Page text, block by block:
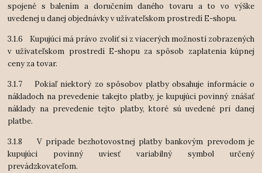
spojené s balením a doručením daného tovaru a to vo výške
uvedenej u danej objednávky v užívateľskom prostredí E-shopu.
3.1.6 Kupujúci má právo zvoliť si z viacerých možností zobrazených
v užívateľskom prostredí E-shopu za spôsob zaplatenia kúpnej
ceny za tovar.
3.1.7 Pokiaľ niektorý zo spôsobov platby obsahuje informácie o
nákladoch na prevedenie takejto platby, je kupujúci povinný znášať
náklady na prevedenie tejto platby, ktoré sú uvedené pri danej
platbe.
3.1.8 V prípade bezhotovostnej platby bankovým prevodom je
kupujúci povinný uviesť variabilný symbol určený
prevádzkovateľom.